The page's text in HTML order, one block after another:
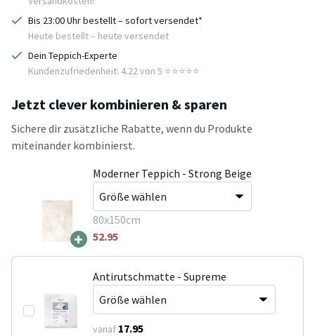
Bis 23:00 Uhr bestellt – sofort versendet*
Heute bestellt – heute versendet
Dein Teppich-Experte
Kundenzufriedenheit: 4.22 von 5 ⭐️⭐️⭐️⭐️⭐️
Jetzt clever kombinieren & sparen
Sichere dir zusätzliche Rabatte, wenn du Produkte
miteinander kombinierst.
+
Moderner Teppich - Strong Beige
80x150cm
52.95
Antirutschmatte - Supreme
vanaf 17.95